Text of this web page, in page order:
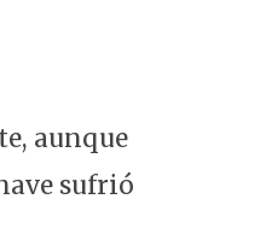
aunque
sufrió